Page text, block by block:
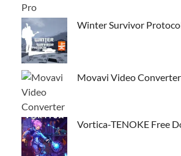
Winter Survivor
Movavi Video
Vortica-TENOKE Free